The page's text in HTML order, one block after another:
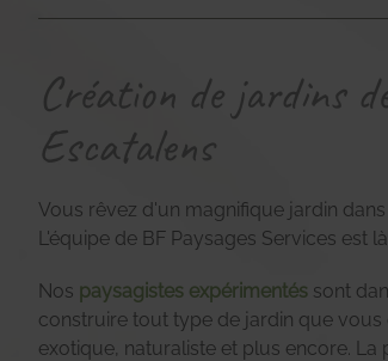
Création de jardins
Escatalens
Vous rêvez d'un magnifique jardin
L'équipe de BF Paysages Services est
Nos paysagistes expérimentés sont
construire tout type de jardin que vous
exotique, naturaliste et plus encore.